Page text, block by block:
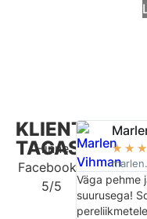
KLIENTIDE
TAGASISIDE
Hinne
Facebookis
5/5




☆ ☆ ☆
Väga pehme
suurusega!